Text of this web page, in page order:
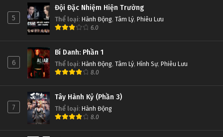
5
Đội Đặc Nhiệm Hiện Trường
Thể loại: Hành Động, Tâm Lý, Phiêu Lưu
6.0
6
Bí Danh: Phần 1
Thể loại: Hành Động, Tâm Lý, Hình Sự, Phiêu Lưu
8.0
7
Tây Hành Kỷ (Phần 3)
Thể loại: Hành Động
8.0